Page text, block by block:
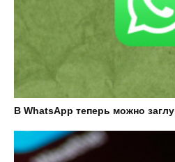
В WhatsApp теперь можно